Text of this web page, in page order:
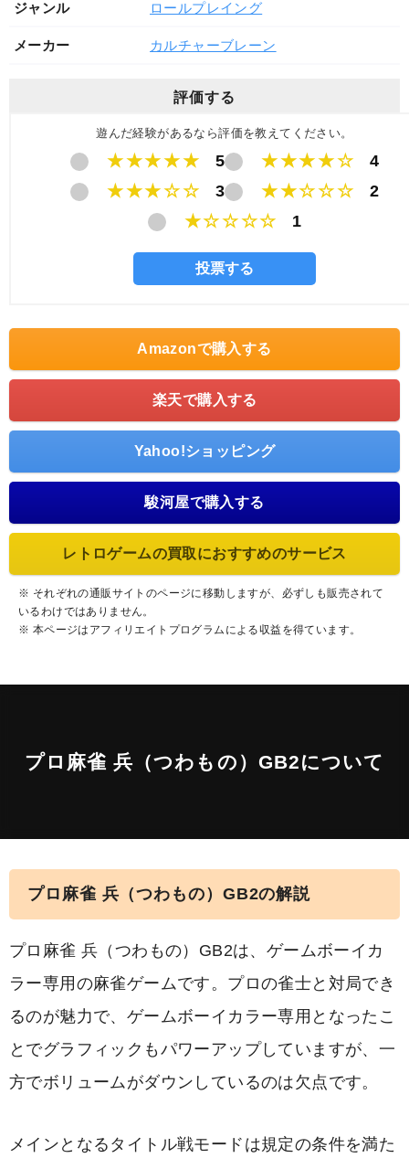
ジャンル ロールプレイング
メーカー カルチャーブレーン
評価する
遊んだ経験があるなら評価を教えてください。
★★★★★ 5 ★★★★☆
4
★★★☆☆
3 ★★☆☆☆
2
★☆☆☆☆
1
Amazonで購入する
楽天で購入する
Yahoo!ショッピング
駿河屋で購入する
レトロゲームの買取におすすめのサービス
※ それぞれの通販サイトのページに移動しますが、必ずしも販売されて
いるわけではありません。
※ 本ページはアフィリエイトプログラムによる収益を得ています。
プロ麻雀 兵（つわもの）GB2について
プロ麻雀 兵（つわもの）GB2の解説
プロ麻雀 兵（つわもの）GB2は、ゲームボーイカ
ラー専用の麻雀ゲームです。プロの雀士と対局でき
るのが魅力で、ゲームボーイカラー専用となったこ
とでグラフィックもパワーアップしていますが、一
方でボリュームがダウンしているのは欠点です。
メインとなるタイトル戦モードは規定の条件を満た